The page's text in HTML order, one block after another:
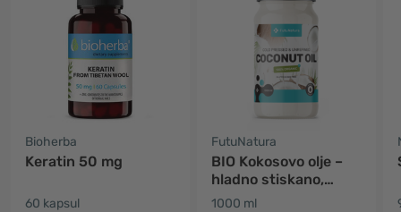
Bioherba
Keratin 50 mg
60 kapsul
FutuNatura
BIO Kokosovo olje –
hladno stiskano,
nerafinirano
1000 ml